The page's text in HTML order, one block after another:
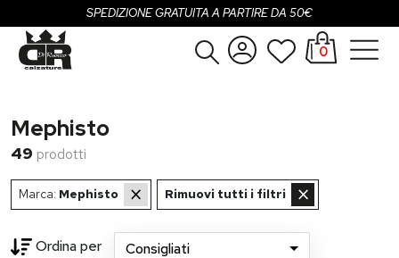
SPEDIZIONE GRATUITA A PARTIRE DA 50€
Uomo
Bambina
Registrati
0
Mephisto
49 prodotti
Marca: Mephisto × Rimuovi tutti i filtri ×
Ordina per Consigliati